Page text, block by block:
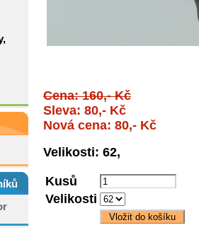
Cena: 160,- Kč
Sleva: 80,- Kč
Nová cena: 80,- Kč
Velikosti: 62,
Kusů
Velikosti